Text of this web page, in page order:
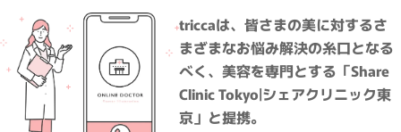
triccaは、皆さまの美に対するさ
まざまなお悩み解決の糸口となる
べく、美容を専門とする「Share
Clinic Tokyo|シェアクリニック東
京」と提携。